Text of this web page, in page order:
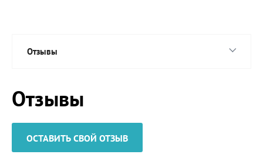
Отзывы
Отзывы
ОСТАВИТЬ СВОЙ ОТЗЫВ